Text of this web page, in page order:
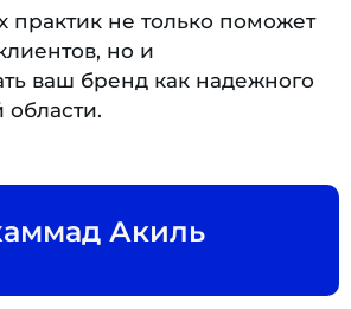
практик не только поможет
но и
ваш бренд как надежного
Акиль